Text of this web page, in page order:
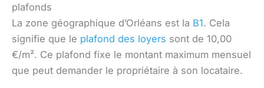
plafonds
La zone géographique d’Orléans est la B1. Cela
signifie que le plafond des loyers sont de 10,00
€/m². Ce plafond fixe le montant maximum mensuel
que peut demander le propriétaire à son locataire.